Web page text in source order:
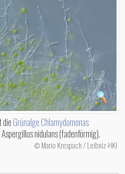
dieGrünalgeChlamydomonas
Aspergillus nidulans (fadenförmig).
© Mario Krespach / Leibniz-HKI